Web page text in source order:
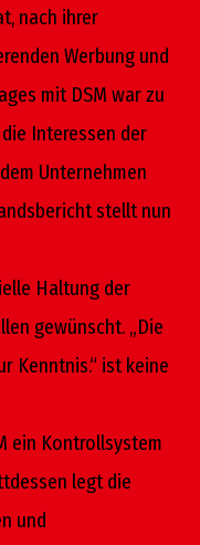
nach ihrer
Werbung und
mit DSM war zu
Interessen der
Unternehmen
stellt nun
Haltung der
gewünscht. „Die
Kenntnis.“ ist keine
ein Kontrollsystem
legt die
und